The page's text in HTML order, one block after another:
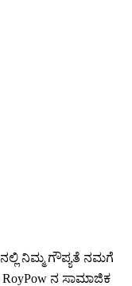
ನಲ್ಲಿ ನಿಮ್ಮ ಗೌಪ್ಯತೆ ನಮಗೆ
ನ ಸಾಮಾಜಿಕ